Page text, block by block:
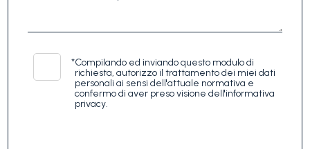
*Compilando ed inviando questo modulo di
richiesta, autorizzo il trattamento dei miei dati
personali ai sensi dell'attuale normativa e
confermo di aver preso visione dell'informativa
privacy.